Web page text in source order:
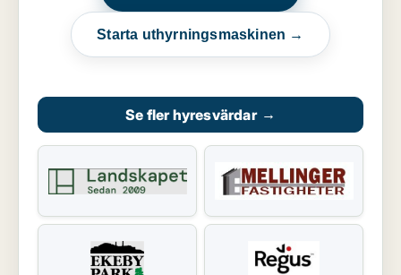
Starta uthyrningsmaskinen →
Se fler hyresvärdar →